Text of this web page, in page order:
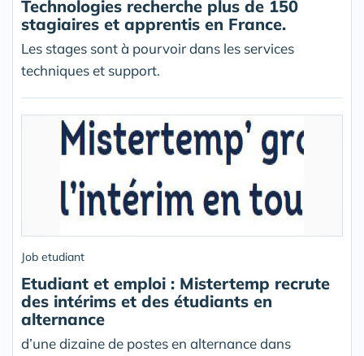
Technologies recherche plus de 150
stagiaires et apprentis en France.
Les stages sont à pourvoir dans les services
techniques et support.
Job etudiant
Etudiant et emploi : Mistertemp recrute
des intérims et des étudiants en
alternance
d’une dizaine de postes en alternance dans